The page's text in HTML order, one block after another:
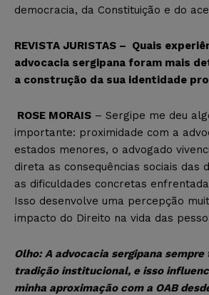
democracia, da Constituição e do
REVISTA JURISTAS – Quais
advocacia sergipana foram mais
a construção da sua identidade
ROSE MORAIS – Sergipe me deu
importante: proximidade com a
estados menores, o advogado
direta as consequências sociais das
as dificuldades concretas
Isso desenvolve uma percepção
impacto do Direito na vida das
Olho: A advocacia sergipana
tradição institucional, e isso
minha aproximação com a OAB